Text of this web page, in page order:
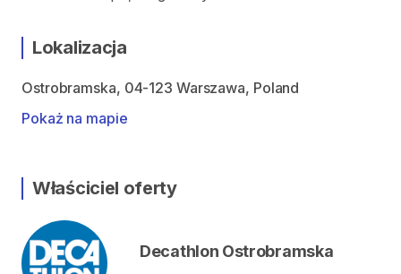
Lokalizacja
Ostrobramska, 04-123 Warszawa, Poland
Pokaż na mapie
Właściciel oferty
Decathlon Ostrobramska